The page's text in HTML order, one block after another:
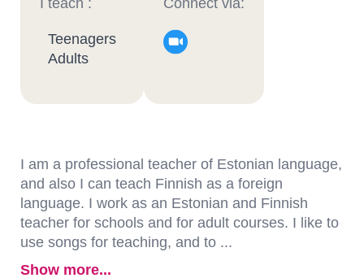
I teach :
Teenagers
Adults
Connect via:
I am a professional teacher of Estonian language,
and also I can teach Finnish as a foreign
language. I work as an Estonian and Finnish
teacher for schools and for adult courses. I like to
use songs for teaching, and to ...
Show more...